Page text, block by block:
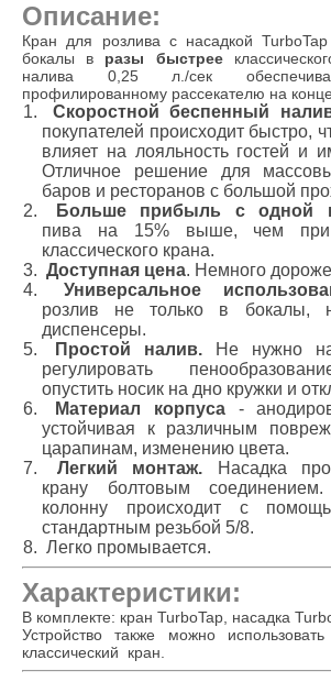
Описание:
Кран для розлива с насадкой
бокалы в разы быстрее
налива 0,25 л./сек
профилированному рассекателю на конце
Скоростной беспенный
покупателей происходит быстро,
влияет на лояльность гостей и
Отличное решение для
баров и ресторанов с большой
Больше прибыль с одной
пива на 15% выше, чем при
классического крана.
Доступная цена. Немного
Универсальное
розлив не только в
диспенсеры.
Простой налив. Не нужно
регулировать
опустить носик на дно кружки и
Материал корпуса -
устойчивая к различным
царапинам, изменению цвета.
Легкий монтаж. Насадка
крану болтовым
колонну происходит с
стандартным резьбой 5/8.
Легко промывается.
Характеристики:
В комплекте: кран TurboTap, насадка
Устройство также можно
классический кран.